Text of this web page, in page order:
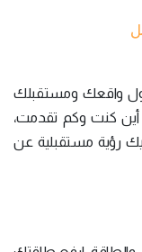
واقعك ومستقبلك
كنت وكم تقدمت،
رؤية مستقبلية عن